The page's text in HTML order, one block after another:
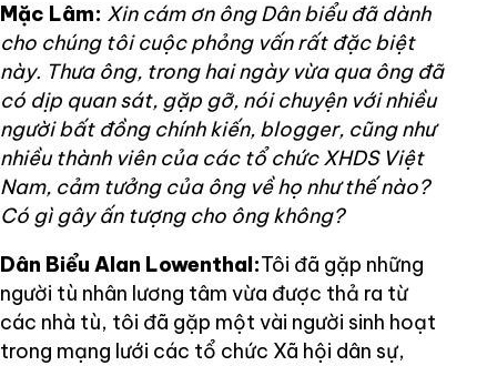
Mặc Lâm: Xin cám ơn ông Dân biểu đã dành
cho chúng tôi cuộc phỏng vấn rất đặc biệt
này. Thưa ông, trong hai ngày vừa qua ông đã
có dịp quan sát, gặp gỡ, nói chuyện với nhiều
người bất đồng chính kiến, blogger, cũng như
nhiều thành viên của các tổ chức XHDS Việt
Nam, cảm tưởng của ông về họ như thế nào?
Có gì gây ấn tượng cho ông không?
Dân Biểu Alan Lowenthal:Tôi đã gặp những
người tù nhân lương tâm vừa được thả ra từ
các nhà tù, tôi đã gặp một vài người sinh hoạt
trong mạng lưới các tổ chức Xã hội dân sự,